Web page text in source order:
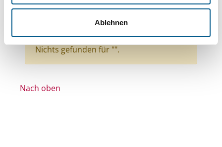
Ablehnen
Themen: Kirchliche Zwecke
Themen: Kunst & Kultur
Alle Filter entfernen
Nichts gefunden für "".
Nach oben